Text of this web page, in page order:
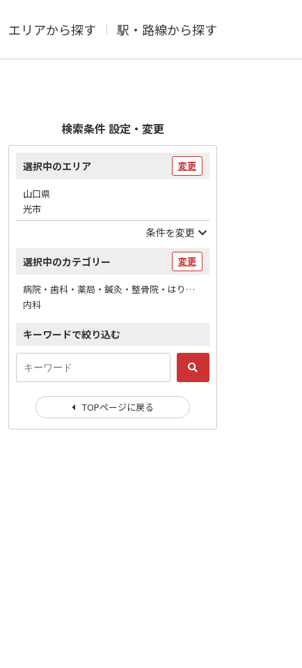
エリアから探す 駅・路線から探す
検索条件 設定・変更
選択中のエリア 変更
山口県
光市
条件を変更
選択中のカテゴリー 変更
病院・歯科・薬局・鍼灸・整骨院・はりマッサージ / 病院
内科
キーワードで絞り込む
TOPページに戻る